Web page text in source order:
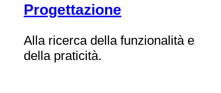
Progettazione
Alla ricerca della funzionalità e
della praticità.